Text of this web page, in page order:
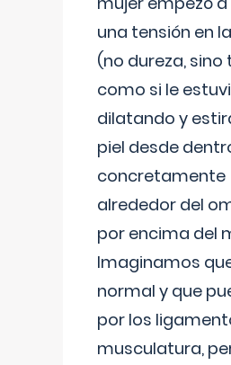
una tensión en
(no dureza, sino
como si le
dilatando y
piel desde
concretamente
alrededor del
por encima del
Imaginamos
normal y que
por los
musculatura,